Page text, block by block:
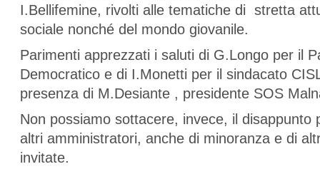
I.Bellifemine, rivolti alle tematiche di stretta
sociale nonché del mondo giovanile.
Parimenti apprezzati i saluti di G.Longo per il
Democratico e di I.Monetti per il sindacato
presenza di M.Desiante , presidente SOS
Non possiamo sottacere, invece, il disappunto
altri amministratori, anche di minoranza e di
invitate.